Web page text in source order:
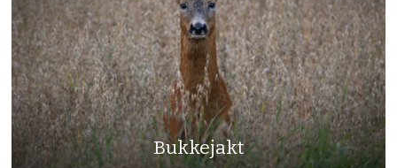
Bukkejakt